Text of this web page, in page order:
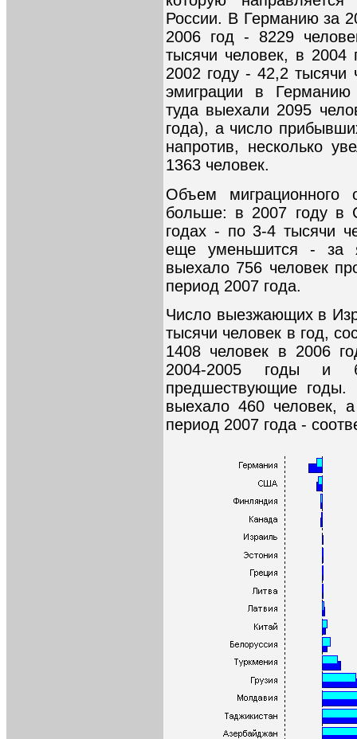
России. В Германию за
2006 год - 8229
тысячи человек, в
2002 году - 42,2 тысячи
эмиграции в
туда выехали 2095
года), а число
напротив, несколько
1363 человек.
Объем
больше: в 2007 году в
годах - по 3-4 тысячи
еще уменьшится - за
выехало 756 человек
период 2007 года.
Число выезжающих в
тысячи человек в год,
1408 человек в 2006
2004-2005 годы и
предшествующие
выехало 460 человек,
период 2007 года -